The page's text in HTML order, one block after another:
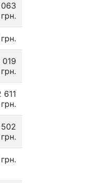
019
611
502